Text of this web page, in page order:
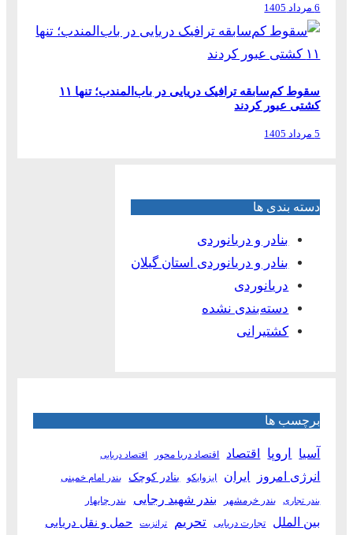
6 مرداد 1405
سقوط کم‌سابقه ترافیک دریایی در باب‌المندب؛ تنها ۱۱
کشتی عبور کردند
5 مرداد 1405
دسته بندی ها
بنادر و دریانوردی
بنادر و دریانوردی استان گیلان
دریانوردی
دسته‌بندی نشده
کشتیرانی
برچسب ها
آسیا اروپا اقتصاد اقتصاد دریا محور اقتصاد دریایی
انرژی امروز ایران ایزوایکو بنادر کوچک بندر امام خمینی
بندر تجاری بندر خرمشهر بندر شهید رجایی بندر چابهار
بین الملل تجارت دریایی تحریم ترانزیت حمل و نقل دریایی